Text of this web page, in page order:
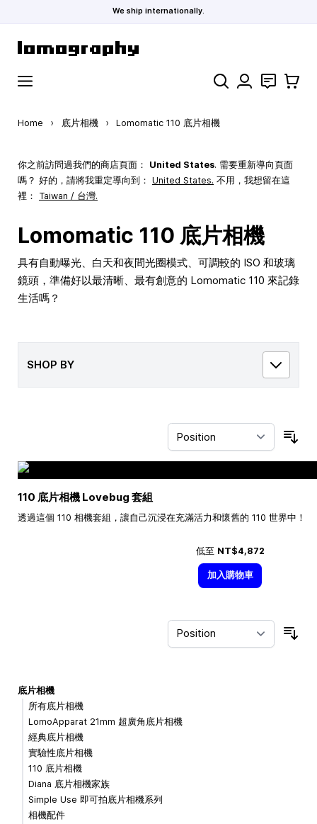
We ship internationally.
Search 聯絡 購物車
Home › 底片相機 › Lomomatic 110 底片相機
你之前訪問過我們的商店頁面： United States. 需要重新導向頁面
嗎？ 好的，請將我重定導向到： United States. 不用，我想留在這
裡： Taiwan / 台灣.
Lomomatic 110 底片相機
具有自動曝光、白天和夜間光圈模式、可調較的 ISO 和玻璃
鏡頭，準備好以最清晰、最有創意的 Lomomatic 110 來記錄
生活嗎？
SHOP BY
110 底片相機 Lovebug 套組
透過這個 110 相機套組，讓自己沉浸在充滿活力和懷舊的 110 世界中！
低至 NT$4,872
加入購物車
底片相機
所有底片相機
LomoApparat 21mm 超廣角底片相機
經典底片相機
實驗性底片相機
110 底片相機
Diana 底片相機家族
Simple Use 即可拍底片相機系列
相機配件